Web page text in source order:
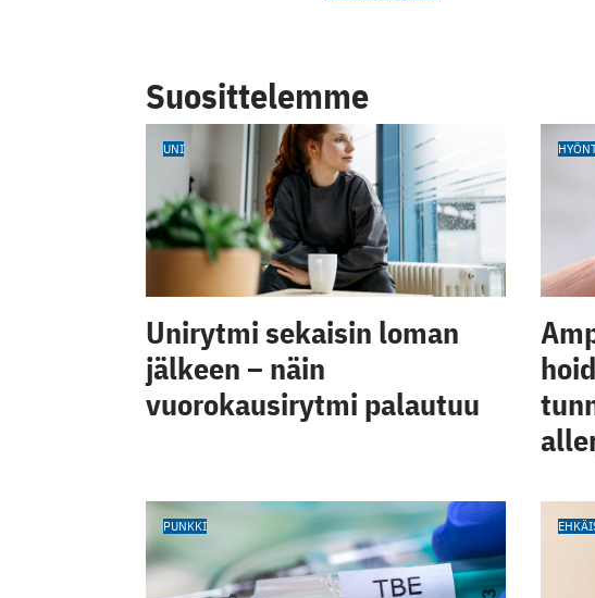
Suosittelemme
UNI
Unirytmi sekaisin loman
jälkeen – näin
vuorokausirytmi palautuu
PUNKKI